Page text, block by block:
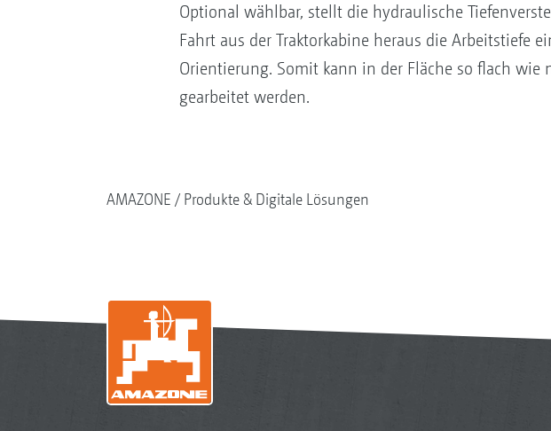
Optional wählbar, stellt die hydraulische
Fahrt aus der Traktorkabine heraus die Arbeitstiefe
Orientierung. Somit kann in der Fläche so flach
gearbeitet werden.
AMAZONE Produkte & Digitale Lösungen